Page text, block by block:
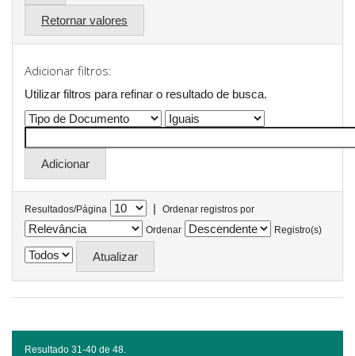
Retornar valores
Adicionar filtros:
Utilizar filtros para refinar o resultado de busca.
Resultados/Página |
Ordenar registros por
Ordenar
Registro(s)
Resultado 31-40 de 48.